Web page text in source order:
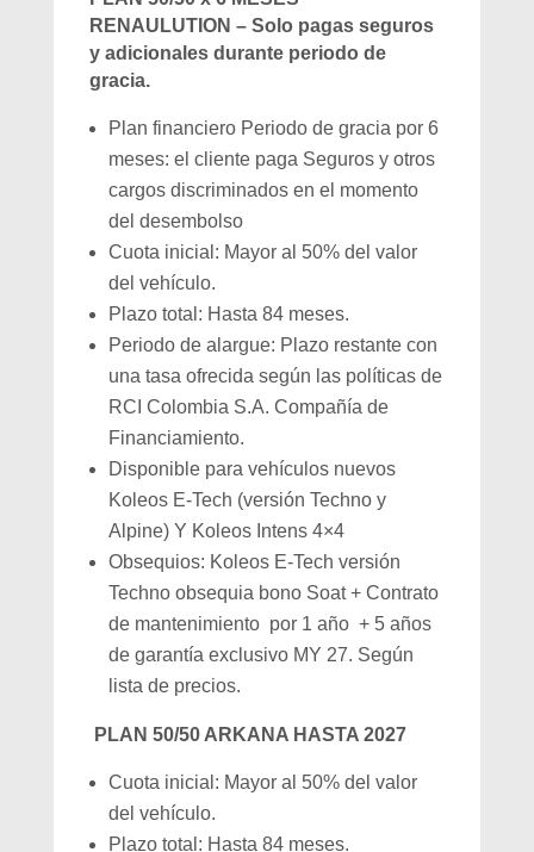
RENAULUTION – Solo pagas seguros
y adicionales durante periodo de
gracia.
Plan financiero Periodo de gracia por 6
meses: el cliente paga Seguros y otros
cargos discriminados en el momento
del desembolso
Cuota inicial: Mayor al 50% del valor
del vehículo.
Plazo total: Hasta 84 meses.
Periodo de alargue: Plazo restante con
una tasa ofrecida según las políticas de
RCI Colombia S.A. Compañía de
Financiamiento.
Disponible para vehículos nuevos
Koleos E-Tech (versión Techno y
Alpine) Y Koleos Intens 4×4
Obsequios: Koleos E-Tech versión
Techno obsequia bono Soat + Contrato
de mantenimiento por 1 año + 5 años
de garantía exclusivo MY 27. Según
lista de precios.
PLAN 50/50 ARKANA HASTA 2027
Cuota inicial: Mayor al 50% del valor
del vehículo.
Plazo total: Hasta 84 meses.